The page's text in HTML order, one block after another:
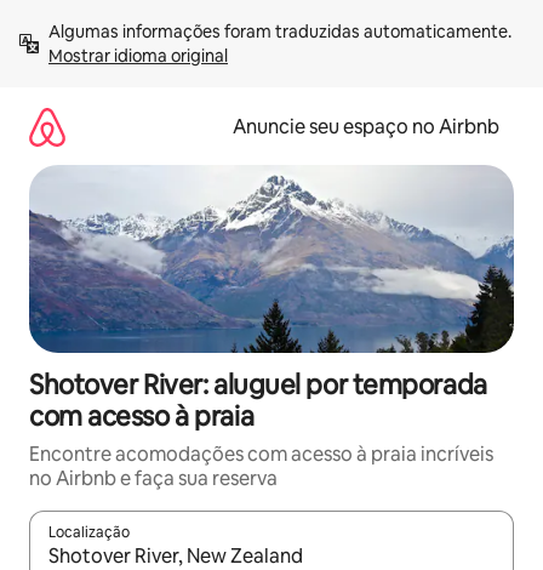
para
Mostrar idioma original
Anuncie seu espaço no Airbnb
Shotover River: aluguel por temporada
com acesso à praia
Encontre acomodações com acesso à praia incríveis
no Airbnb e faça sua reserva
Localização
Quando os resultados estiverem disponíveis, explore-os